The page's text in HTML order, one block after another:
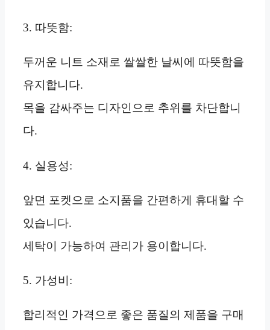
3. 따뜻함:
두꺼운 니트 소재로 쌀쌀한 날씨에 따뜻함을
유지합니다.
목을 감싸주는 디자인으로 추위를 차단합니
다.
4. 실용성:
앞면 포켓으로 소지품을 간편하게 휴대할 수
있습니다.
세탁이 가능하여 관리가 용이합니다.
5. 가성비:
합리적인 가격으로 좋은 품질의 제품을 구매